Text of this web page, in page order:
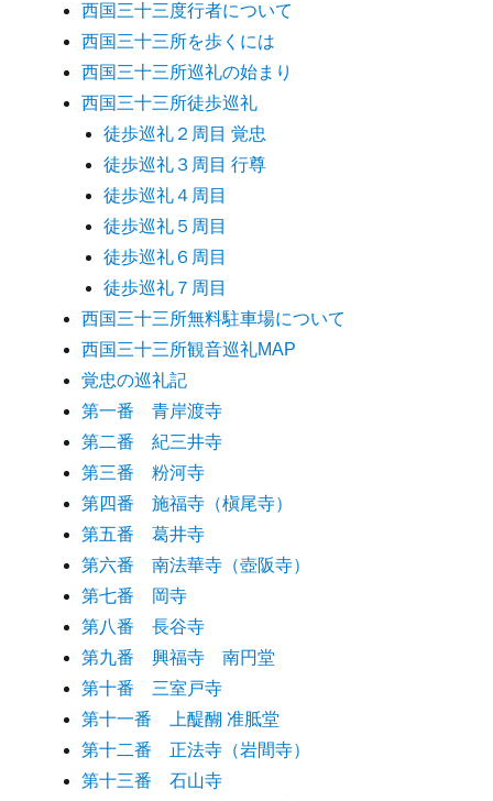
西国三十三度行者について
西国三十三所を歩くには
西国三十三所巡礼の始まり
西国三十三所徒歩巡礼
徒歩巡礼２周目 覚忠
徒歩巡礼３周目 行尊
徒歩巡礼４周目
徒歩巡礼５周目
徒歩巡礼６周目
徒歩巡礼７周目
西国三十三所無料駐車場について
西国三十三所観音巡礼MAP
覚忠の巡礼記
第一番 青岸渡寺
第二番 紀三井寺
第三番 粉河寺
第四番 施福寺（槇尾寺）
第五番 葛井寺
第六番 南法華寺（壺阪寺）
第七番 岡寺
第八番 長谷寺
第九番 興福寺 南円堂
第十番 三室戸寺
第十一番 上醍醐 准胝堂
第十二番 正法寺（岩間寺）
第十三番 石山寺